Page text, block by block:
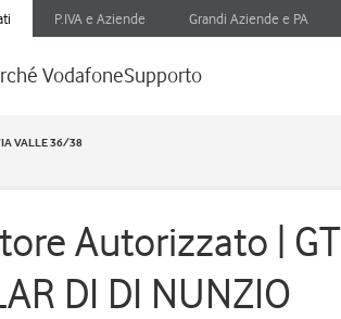
P.IVA e Aziende Grandi Aziende e PA
VodafoneSupporto
VALLE 36/38
Autorizzato | GT
DI DI NUNZIO